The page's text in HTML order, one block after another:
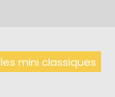
les mini classiques